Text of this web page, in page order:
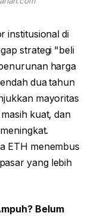
institusional di
strategi "beli
harga
dua tahun
mayoritas
kuat, dan
ETH menembus
yang lebih
Belum